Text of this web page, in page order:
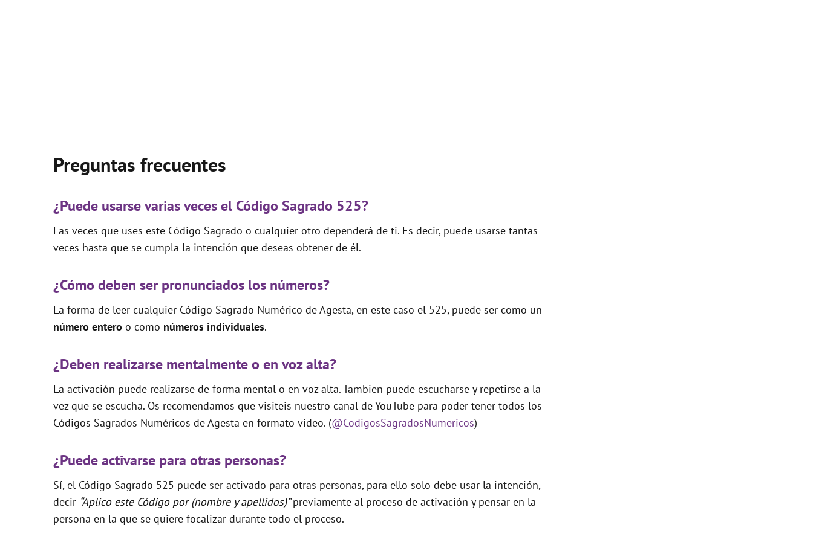
Preguntas frecuentes
¿Puede usarse varias veces el Código Sagrado 525?
Las veces que uses este Código Sagrado o cualquier otro dependerá de ti. Es decir, puede usarse tantas
veces hasta que se cumpla la intención que deseas obtener de él.
¿Cómo deben ser pronunciados los números?
La forma de leer cualquier Código Sagrado Numérico de Agesta, en este caso el 525, puede ser como un
número entero o como números individuales.
¿Deben realizarse mentalmente o en voz alta?
La activación puede realizarse de forma mental o en voz alta. Tambien puede escucharse y repetirse a la
vez que se escucha. Os recomendamos que visiteis nuestro canal de YouTube para poder tener todos los
Códigos Sagrados Numéricos de Agesta en formato video. (@CodigosSagradosNumericos)
¿Puede activarse para otras personas?
Sí, el Código Sagrado 525 puede ser activado para otras personas, para ello solo debe usar la intención,
decir “Aplico este Código por (nombre y apellidos)”previamente al proceso de activación y pensar en la
persona en la que se quiere focalizar durante todo el proceso.